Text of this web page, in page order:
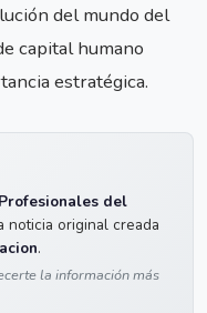
del mundo del
capital humano
estratégica.
Profesionales del
noticia original creada
.
la información más